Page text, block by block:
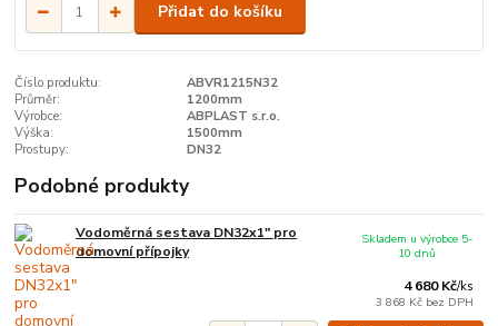
Přidat do košíku
Číslo produktu:
ABVR1215N32
Průměr:
1200mm
Výrobce:
ABPLAST s.r.o.
Výška:
1500mm
Prostupy:
DN32
Podobné produkty
Vodoměrná sestava DN32x1" pro
domovní přípojky
4 680 Kč/ks
3 868 Kč bez DPH
Skladem u výrobce 5-
10 dnů